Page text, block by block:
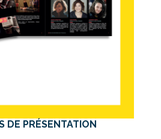
DE PRÉSENTATION